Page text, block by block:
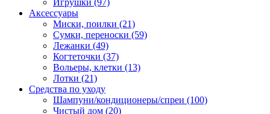
Игрушки (97)
Аксессуары
Миски, поилки (21)
Сумки, переноски (59)
Лежанки (49)
Когтеточки (37)
Вольеры, клетки (13)
Лотки (21)
Средства по уходу
Шампуни/кондиционеры/спреи (100)
Чистый дом (20)